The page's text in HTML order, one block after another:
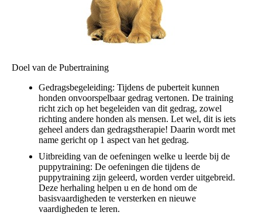
Doel van de Pubertraining
Gedragsbegeleiding: Tijdens de puberteit kunnen
honden onvoorspelbaar gedrag vertonen. De training
richt zich op het begeleiden van dit gedrag, zowel
richting andere honden als mensen. Let wel, dit is iets
geheel anders dan gedragstherapie! Daarin wordt met
name gericht op 1 aspect van het gedrag.
Uitbreiding van de oefeningen welke u leerde bij de
puppytraining: De oefeningen die tijdens de
puppytraining zijn geleerd, worden verder uitgebreid.
Deze herhaling helpen u en de hond om de
basisvaardigheden te versterken en nieuwe
vaardigheden te leren.